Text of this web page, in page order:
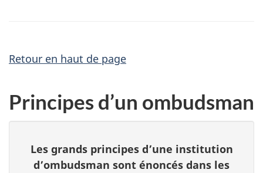
Retour en haut de page
Principes d’un ombudsman
Les grands principes d’une institution
d’ombudsman sont énoncés dans les